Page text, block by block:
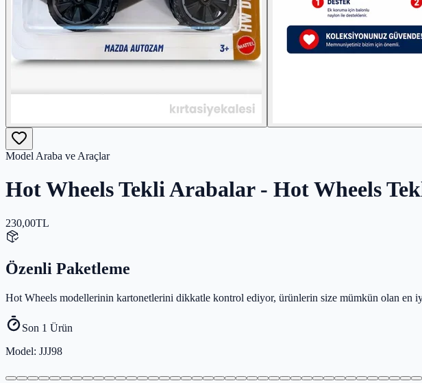
Model Araba ve Araçlar
Hot Wheels Tekli Arabalar - Hot Wheels
230,00TL
Özenli Paketleme
Hot Wheels modellerinin kartonetlerini dikkatle kontrol ediyor, ürünlerin size mümkün olan en
Son 1 Ürün
Model: JJJ98